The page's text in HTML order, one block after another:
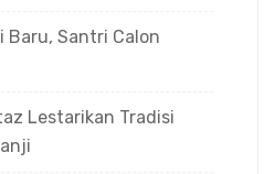
Santri Calon
Lestarikan Tradisi